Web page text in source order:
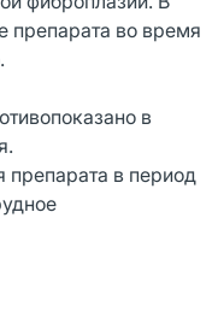
препарата во время
в
в период